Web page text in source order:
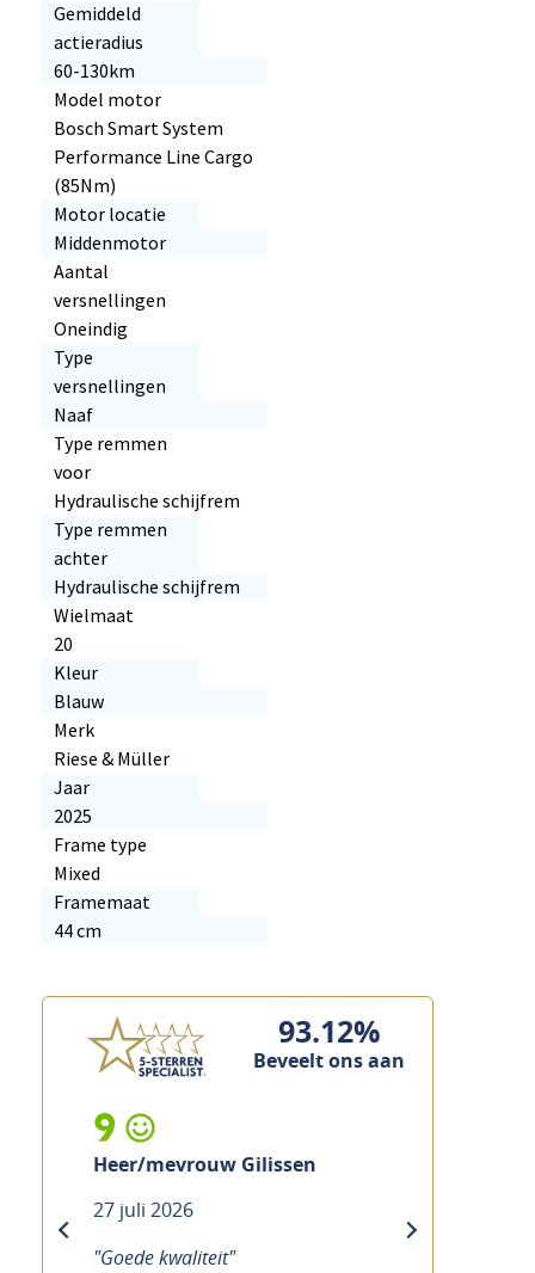
Gemiddeld
actieradius
60-130km
Model motor
Bosch Smart System
Performance Line Cargo
(85Nm)
Motor locatie
Middenmotor
Aantal
versnellingen
Oneindig
Type
versnellingen
Naaf
Type remmen
voor
Hydraulische schijfrem
Type remmen
achter
Hydraulische schijfrem
Wielmaat
20
Kleur
Blauw
Merk
Riese & Müller
Jaar
2025
Frame type
Mixed
Framemaat
44 cm
93.12%
Beveelt ons aan
10
Mevrouw Ramakers
21 juli 2026
"Goede service Duidelijke uitleg
next